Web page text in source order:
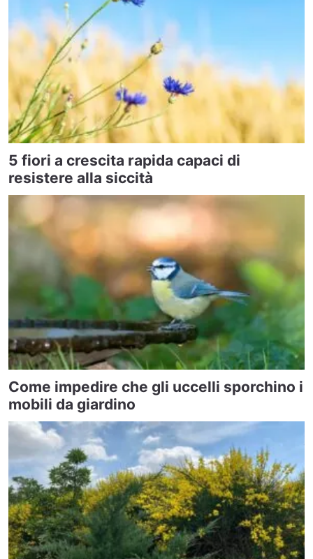
5 fiori a crescita rapida capaci di
resistere alla siccità
Come impedire che gli uccelli sporchino i
mobili da giardino